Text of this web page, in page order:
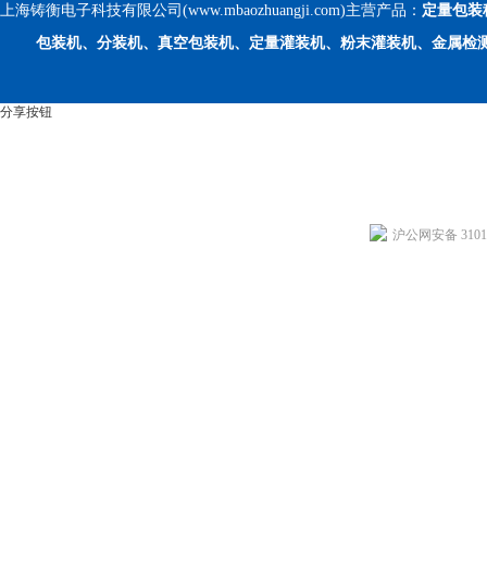
上海铸衡电子科技有限公司(www.mbaozhuangji.com)主营产品： 定量包装
包装机、分装机、真空包装机、定量灌装机、粉末灌装机、金属检
分享按钮
沪公网安备